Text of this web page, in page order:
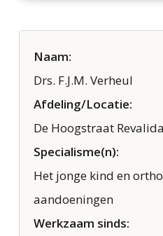
Naam:
Drs. F.J.M. Verheul
Afdeling/Locatie:
De Hoogstraat
Specialisme(n):
Het jonge kind en
aandoeningen
Werkzaam sinds: